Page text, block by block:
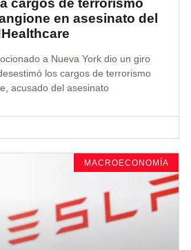
cargos de terrorismo
en asesinato del
a Nueva York dio un giro
los cargos de terrorismo
acusado del asesinato
MACROECONOMÍA